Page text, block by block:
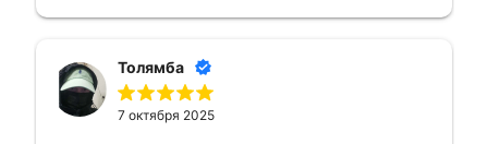
Толямба
7 октября 2025